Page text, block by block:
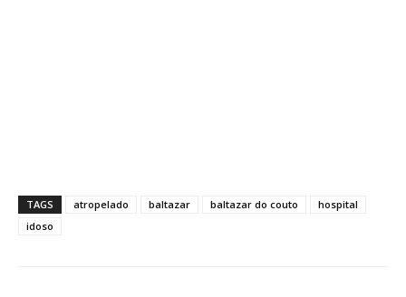
TAGS atropelado baltazar baltazar do couto
hospital
idoso